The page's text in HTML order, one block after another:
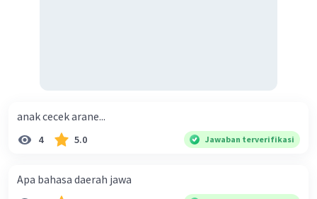
anak cecek arane...
4 5.0 Jawaban terverifikasi
Apa bahasa daerah jawa